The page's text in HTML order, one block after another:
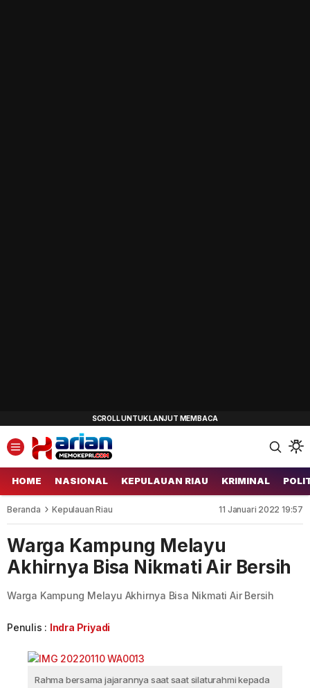
HOME NASIONAL KEPULAUAN RIAU KRIMINAL
Beranda Kepulauan Riau 11 Januari 2022 19:57
Warga Kampung Melayu
Akhirnya Bisa Nikmati Air Bersih
Warga Kampung Melayu Akhirnya Bisa Nikmati Air Bersih
Penulis : Indra Priyadi
Rahma bersama jajarannya saat saat silaturahmi kepada